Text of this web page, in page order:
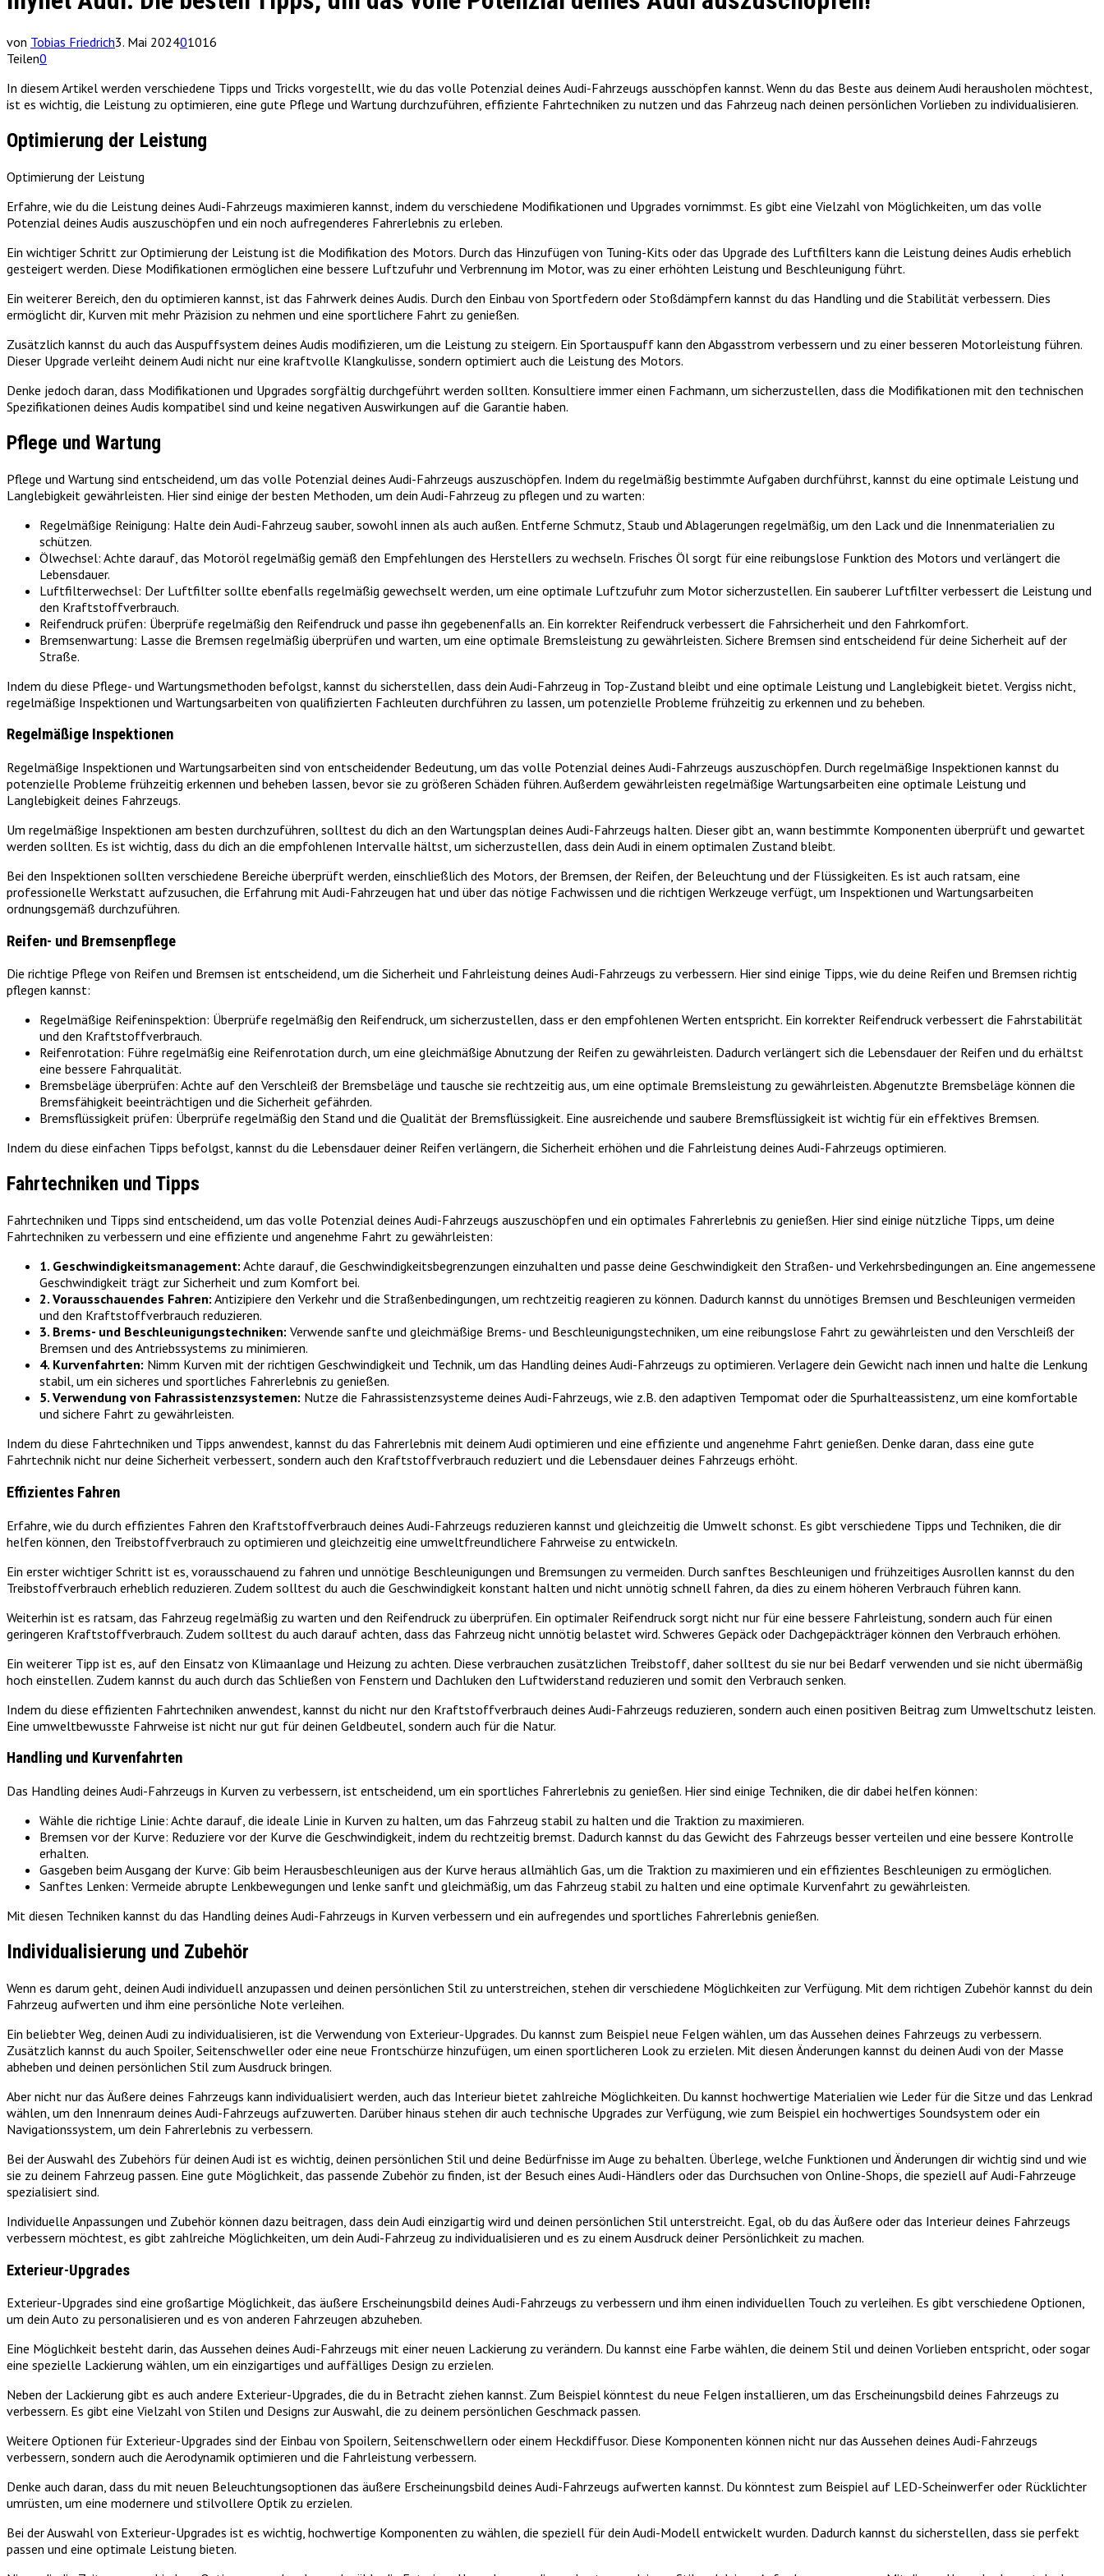
von Tobias Friedrich3. Mai 202401016
Teilen0
In diesem Artikel werden verschiedene Tipps und Tricks vorgestellt, wie du das volle Potenzial deines Audi-Fahrzeugs ausschöpfen kannst. Wenn du das Beste aus deinem Audi herausholen möchtest,
ist es wichtig, die Leistung zu optimieren, eine gute Pflege und Wartung durchzuführen, effiziente Fahrtechniken zu nutzen und das Fahrzeug nach deinen persönlichen Vorlieben zu individualisieren.
Optimierung der Leistung
Optimierung der Leistung
Erfahre, wie du die Leistung deines Audi-Fahrzeugs maximieren kannst, indem du verschiedene Modifikationen und Upgrades vornimmst. Es gibt eine Vielzahl von Möglichkeiten, um das volle
Potenzial deines Audis auszuschöpfen und ein noch aufregenderes Fahrerlebnis zu erleben.
Ein wichtiger Schritt zur Optimierung der Leistung ist die Modifikation des Motors. Durch das Hinzufügen von Tuning-Kits oder das Upgrade des Luftfilters kann die Leistung deines Audis erheblich
gesteigert werden. Diese Modifikationen ermöglichen eine bessere Luftzufuhr und Verbrennung im Motor, was zu einer erhöhten Leistung und Beschleunigung führt.
Ein weiterer Bereich, den du optimieren kannst, ist das Fahrwerk deines Audis. Durch den Einbau von Sportfedern oder Stoßdämpfern kannst du das Handling und die Stabilität verbessern. Dies
ermöglicht dir, Kurven mit mehr Präzision zu nehmen und eine sportlichere Fahrt zu genießen.
Zusätzlich kannst du auch das Auspuffsystem deines Audis modifizieren, um die Leistung zu steigern. Ein Sportauspuff kann den Abgasstrom verbessern und zu einer besseren Motorleistung führen.
Dieser Upgrade verleiht deinem Audi nicht nur eine kraftvolle Klangkulisse, sondern optimiert auch die Leistung des Motors.
Denke jedoch daran, dass Modifikationen und Upgrades sorgfältig durchgeführt werden sollten. Konsultiere immer einen Fachmann, um sicherzustellen, dass die Modifikationen mit den technischen
Spezifikationen deines Audis kompatibel sind und keine negativen Auswirkungen auf die Garantie haben.
Pflege und Wartung
Pflege und Wartung sind entscheidend, um das volle Potenzial deines Audi-Fahrzeugs auszuschöpfen. Indem du regelmäßig bestimmte Aufgaben durchführst, kannst du eine optimale Leistung und
Langlebigkeit gewährleisten. Hier sind einige der besten Methoden, um dein Audi-Fahrzeug zu pflegen und zu warten:
Regelmäßige Reinigung: Halte dein Audi-Fahrzeug sauber, sowohl innen als auch außen. Entferne Schmutz, Staub und Ablagerungen regelmäßig, um den Lack und die Innenmaterialien zu
schützen.
Ölwechsel: Achte darauf, das Motoröl regelmäßig gemäß den Empfehlungen des Herstellers zu wechseln. Frisches Öl sorgt für eine reibungslose Funktion des Motors und verlängert die
Lebensdauer.
Luftfilterwechsel: Der Luftfilter sollte ebenfalls regelmäßig gewechselt werden, um eine optimale Luftzufuhr zum Motor sicherzustellen. Ein sauberer Luftfilter verbessert die Leistung und
den Kraftstoffverbrauch.
Reifendruck prüfen: Überprüfe regelmäßig den Reifendruck und passe ihn gegebenenfalls an. Ein korrekter Reifendruck verbessert die Fahrsicherheit und den Fahrkomfort.
Bremsenwartung: Lasse die Bremsen regelmäßig überprüfen und warten, um eine optimale Bremsleistung zu gewährleisten. Sichere Bremsen sind entscheidend für deine Sicherheit auf der
Straße.
Indem du diese Pflege- und Wartungsmethoden befolgst, kannst du sicherstellen, dass dein Audi-Fahrzeug in Top-Zustand bleibt und eine optimale Leistung und Langlebigkeit bietet. Vergiss nicht,
regelmäßige Inspektionen und Wartungsarbeiten von qualifizierten Fachleuten durchführen zu lassen, um potenzielle Probleme frühzeitig zu erkennen und zu beheben.
Regelmäßige Inspektionen
Regelmäßige Inspektionen und Wartungsarbeiten sind von entscheidender Bedeutung, um das volle Potenzial deines Audi-Fahrzeugs auszuschöpfen. Durch regelmäßige Inspektionen kannst du
potenzielle Probleme frühzeitig erkennen und beheben lassen, bevor sie zu größeren Schäden führen. Außerdem gewährleisten regelmäßige Wartungsarbeiten eine optimale Leistung und
Langlebigkeit deines Fahrzeugs.
Um regelmäßige Inspektionen am besten durchzuführen, solltest du dich an den Wartungsplan deines Audi-Fahrzeugs halten. Dieser gibt an, wann bestimmte Komponenten überprüft und gewartet
werden sollten. Es ist wichtig, dass du dich an die empfohlenen Intervalle hältst, um sicherzustellen, dass dein Audi in einem optimalen Zustand bleibt.
Bei den Inspektionen sollten verschiedene Bereiche überprüft werden, einschließlich des Motors, der Bremsen, der Reifen, der Beleuchtung und der Flüssigkeiten. Es ist auch ratsam, eine
professionelle Werkstatt aufzusuchen, die Erfahrung mit Audi-Fahrzeugen hat und über das nötige Fachwissen und die richtigen Werkzeuge verfügt, um Inspektionen und Wartungsarbeiten
ordnungsgemäß durchzuführen.
Reifen- und Bremsenpflege
Die richtige Pflege von Reifen und Bremsen ist entscheidend, um die Sicherheit und Fahrleistung deines Audi-Fahrzeugs zu verbessern. Hier sind einige Tipps, wie du deine Reifen und Bremsen richtig
pflegen kannst:
Regelmäßige Reifeninspektion: Überprüfe regelmäßig den Reifendruck, um sicherzustellen, dass er den empfohlenen Werten entspricht. Ein korrekter Reifendruck verbessert die Fahrstabilität
und den Kraftstoffverbrauch.
Reifenrotation: Führe regelmäßig eine Reifenrotation durch, um eine gleichmäßige Abnutzung der Reifen zu gewährleisten. Dadurch verlängert sich die Lebensdauer der Reifen und du erhältst
eine bessere Fahrqualität.
Bremsbeläge überprüfen: Achte auf den Verschleiß der Bremsbeläge und tausche sie rechtzeitig aus, um eine optimale Bremsleistung zu gewährleisten. Abgenutzte Bremsbeläge können die
Bremsfähigkeit beeinträchtigen und die Sicherheit gefährden.
Bremsflüssigkeit prüfen: Überprüfe regelmäßig den Stand und die Qualität der Bremsflüssigkeit. Eine ausreichende und saubere Bremsflüssigkeit ist wichtig für ein effektives Bremsen.
Indem du diese einfachen Tipps befolgst, kannst du die Lebensdauer deiner Reifen verlängern, die Sicherheit erhöhen und die Fahrleistung deines Audi-Fahrzeugs optimieren.
Fahrtechniken und Tipps
Fahrtechniken und Tipps sind entscheidend, um das volle Potenzial deines Audi-Fahrzeugs auszuschöpfen und ein optimales Fahrerlebnis zu genießen. Hier sind einige nützliche Tipps, um deine
Fahrtechniken zu verbessern und eine effiziente und angenehme Fahrt zu gewährleisten:
1. Geschwindigkeitsmanagement: Achte darauf, die Geschwindigkeitsbegrenzungen einzuhalten und passe deine Geschwindigkeit den Straßen- und Verkehrsbedingungen an. Eine angemessene
Geschwindigkeit trägt zur Sicherheit und zum Komfort bei.
2. Vorausschauendes Fahren: Antizipiere den Verkehr und die Straßenbedingungen, um rechtzeitig reagieren zu können. Dadurch kannst du unnötiges Bremsen und Beschleunigen vermeiden
und den Kraftstoffverbrauch reduzieren.
3. Brems- und Beschleunigungstechniken: Verwende sanfte und gleichmäßige Brems- und Beschleunigungstechniken, um eine reibungslose Fahrt zu gewährleisten und den Verschleiß der
Bremsen und des Antriebssystems zu minimieren.
4. Kurvenfahrten: Nimm Kurven mit der richtigen Geschwindigkeit und Technik, um das Handling deines Audi-Fahrzeugs zu optimieren. Verlagere dein Gewicht nach innen und halte die Lenkung
stabil, um ein sicheres und sportliches Fahrerlebnis zu genießen.
5. Verwendung von Fahrassistenzsystemen: Nutze die Fahrassistenzsysteme deines Audi-Fahrzeugs, wie z.B. den adaptiven Tempomat oder die Spurhalteassistenz, um eine komfortable
und sichere Fahrt zu gewährleisten.
Indem du diese Fahrtechniken und Tipps anwendest, kannst du das Fahrerlebnis mit deinem Audi optimieren und eine effiziente und angenehme Fahrt genießen. Denke daran, dass eine gute
Fahrtechnik nicht nur deine Sicherheit verbessert, sondern auch den Kraftstoffverbrauch reduziert und die Lebensdauer deines Fahrzeugs erhöht.
Effizientes Fahren
Erfahre, wie du durch effizientes Fahren den Kraftstoffverbrauch deines Audi-Fahrzeugs reduzieren kannst und gleichzeitig die Umwelt schonst. Es gibt verschiedene Tipps und Techniken, die dir
helfen können, den Treibstoffverbrauch zu optimieren und gleichzeitig eine umweltfreundlichere Fahrweise zu entwickeln.
Ein erster wichtiger Schritt ist es, vorausschauend zu fahren und unnötige Beschleunigungen und Bremsungen zu vermeiden. Durch sanftes Beschleunigen und frühzeitiges Ausrollen kannst du den
Treibstoffverbrauch erheblich reduzieren. Zudem solltest du auch die Geschwindigkeit konstant halten und nicht unnötig schnell fahren, da dies zu einem höheren Verbrauch führen kann.
Weiterhin ist es ratsam, das Fahrzeug regelmäßig zu warten und den Reifendruck zu überprüfen. Ein optimaler Reifendruck sorgt nicht nur für eine bessere Fahrleistung, sondern auch für einen
geringeren Kraftstoffverbrauch. Zudem solltest du auch darauf achten, dass das Fahrzeug nicht unnötig belastet wird. Schweres Gepäck oder Dachgepäckträger können den Verbrauch erhöhen.
Ein weiterer Tipp ist es, auf den Einsatz von Klimaanlage und Heizung zu achten. Diese verbrauchen zusätzlichen Treibstoff, daher solltest du sie nur bei Bedarf verwenden und sie nicht übermäßig
hoch einstellen. Zudem kannst du auch durch das Schließen von Fenstern und Dachluken den Luftwiderstand reduzieren und somit den Verbrauch senken.
Indem du diese effizienten Fahrtechniken anwendest, kannst du nicht nur den Kraftstoffverbrauch deines Audi-Fahrzeugs reduzieren, sondern auch einen positiven Beitrag zum Umweltschutz leisten.
Eine umweltbewusste Fahrweise ist nicht nur gut für deinen Geldbeutel, sondern auch für die Natur.
Handling und Kurvenfahrten
Das Handling deines Audi-Fahrzeugs in Kurven zu verbessern, ist entscheidend, um ein sportliches Fahrerlebnis zu genießen. Hier sind einige Techniken, die dir dabei helfen können:
Wähle die richtige Linie: Achte darauf, die ideale Linie in Kurven zu halten, um das Fahrzeug stabil zu halten und die Traktion zu maximieren.
Bremsen vor der Kurve: Reduziere vor der Kurve die Geschwindigkeit, indem du rechtzeitig bremst. Dadurch kannst du das Gewicht des Fahrzeugs besser verteilen und eine bessere Kontrolle
erhalten.
Gasgeben beim Ausgang der Kurve: Gib beim Herausbeschleunigen aus der Kurve heraus allmählich Gas, um die Traktion zu maximieren und ein effizientes Beschleunigen zu ermöglichen.
Sanftes Lenken: Vermeide abrupte Lenkbewegungen und lenke sanft und gleichmäßig, um das Fahrzeug stabil zu halten und eine optimale Kurvenfahrt zu gewährleisten.
Mit diesen Techniken kannst du das Handling deines Audi-Fahrzeugs in Kurven verbessern und ein aufregendes und sportliches Fahrerlebnis genießen.
Individualisierung und Zubehör
Wenn es darum geht, deinen Audi individuell anzupassen und deinen persönlichen Stil zu unterstreichen, stehen dir verschiedene Möglichkeiten zur Verfügung. Mit dem richtigen Zubehör kannst du dein
Fahrzeug aufwerten und ihm eine persönliche Note verleihen.
Ein beliebter Weg, deinen Audi zu individualisieren, ist die Verwendung von Exterieur-Upgrades. Du kannst zum Beispiel neue Felgen wählen, um das Aussehen deines Fahrzeugs zu verbessern.
Zusätzlich kannst du auch Spoiler, Seitenschweller oder eine neue Frontschürze hinzufügen, um einen sportlicheren Look zu erzielen. Mit diesen Änderungen kannst du deinen Audi von der Masse
abheben und deinen persönlichen Stil zum Ausdruck bringen.
Aber nicht nur das Äußere deines Fahrzeugs kann individualisiert werden, auch das Interieur bietet zahlreiche Möglichkeiten. Du kannst hochwertige Materialien wie Leder für die Sitze und das Lenkrad
wählen, um den Innenraum deines Audi-Fahrzeugs aufzuwerten. Darüber hinaus stehen dir auch technische Upgrades zur Verfügung, wie zum Beispiel ein hochwertiges Soundsystem oder ein
Navigationssystem, um dein Fahrerlebnis zu verbessern.
Bei der Auswahl des Zubehörs für deinen Audi ist es wichtig, deinen persönlichen Stil und deine Bedürfnisse im Auge zu behalten. Überlege, welche Funktionen und Änderungen dir wichtig sind und wie
sie zu deinem Fahrzeug passen. Eine gute Möglichkeit, das passende Zubehör zu finden, ist der Besuch eines Audi-Händlers oder das Durchsuchen von Online-Shops, die speziell auf Audi-Fahrzeuge
spezialisiert sind.
Individuelle Anpassungen und Zubehör können dazu beitragen, dass dein Audi einzigartig wird und deinen persönlichen Stil unterstreicht. Egal, ob du das Äußere oder das Interieur deines Fahrzeugs
verbessern möchtest, es gibt zahlreiche Möglichkeiten, um dein Audi-Fahrzeug zu individualisieren und es zu einem Ausdruck deiner Persönlichkeit zu machen.
Exterieur-Upgrades
Exterieur-Upgrades sind eine großartige Möglichkeit, das äußere Erscheinungsbild deines Audi-Fahrzeugs zu verbessern und ihm einen individuellen Touch zu verleihen. Es gibt verschiedene Optionen,
um dein Auto zu personalisieren und es von anderen Fahrzeugen abzuheben.
Eine Möglichkeit besteht darin, das Aussehen deines Audi-Fahrzeugs mit einer neuen Lackierung zu verändern. Du kannst eine Farbe wählen, die deinem Stil und deinen Vorlieben entspricht, oder sogar
eine spezielle Lackierung wählen, um ein einzigartiges und auffälliges Design zu erzielen.
Neben der Lackierung gibt es auch andere Exterieur-Upgrades, die du in Betracht ziehen kannst. Zum Beispiel könntest du neue Felgen installieren, um das Erscheinungsbild deines Fahrzeugs zu
verbessern. Es gibt eine Vielzahl von Stilen und Designs zur Auswahl, die zu deinem persönlichen Geschmack passen.
Weitere Optionen für Exterieur-Upgrades sind der Einbau von Spoilern, Seitenschwellern oder einem Heckdiffusor. Diese Komponenten können nicht nur das Aussehen deines Audi-Fahrzeugs
verbessern, sondern auch die Aerodynamik optimieren und die Fahrleistung verbessern.
Denke auch daran, dass du mit neuen Beleuchtungsoptionen das äußere Erscheinungsbild deines Audi-Fahrzeugs aufwerten kannst. Du könntest zum Beispiel auf LED-Scheinwerfer oder Rücklichter
umrüsten, um eine modernere und stilvollere Optik zu erzielen.
Bei der Auswahl von Exterieur-Upgrades ist es wichtig, hochwertige Komponenten zu wählen, die speziell für dein Audi-Modell entwickelt wurden. Dadurch kannst du sicherstellen, dass sie perfekt
passen und eine optimale Leistung bieten.